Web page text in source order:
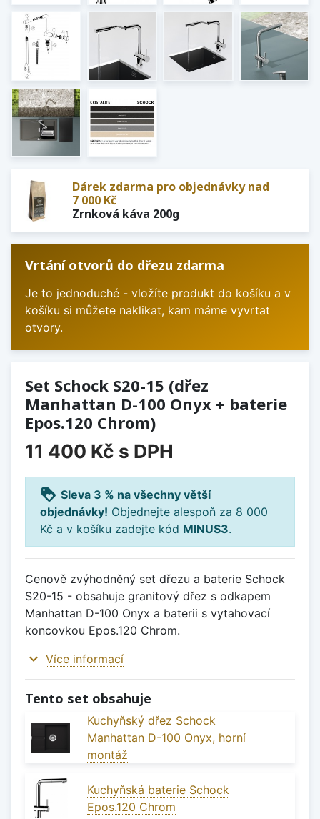
Dárek zdarma pro objednávky nad
7 000 Kč
Zrnková káva 200g
Vrtání otvorů do dřezu zdarma
Je to jednoduché - vložíte produkt do košíku a v
košíku si můžete naklikat, kam máme vyvrtat
otvory.
Set Schock S20-15 (dřez
Manhattan D-100 Onyx + baterie
Epos.120 Chrom)
11 400 Kč s DPH
loyalty Sleva 3 % na všechny větší
objednávky! Objednejte alespoň za 8 000
Kč a v košíku zadejte kód MINUS3.
Cenově zvýhodněný set dřezu a baterie Schock
S20-15 - obsahuje granitový dřez s odkapem
Manhattan D-100 Onyx a baterii s vytahovací
koncovkou Epos.120 Chrom.
expand_more Více informací
Tento set obsahuje
Kuchyňský dřez Schock
Manhattan D-100 Onyx, horní
montáž
Kuchyňská baterie Schock
Epos.120 Chrom